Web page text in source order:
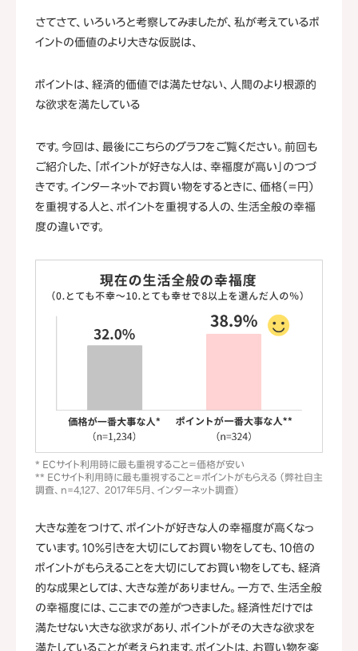
さてさて、いろいろと考察してみましたが、私が考えているポ
イントの価値のより大きな仮説は、
ポイントは、経済的価値では満たせない、人間のより根源的
な欲求を満たしている
です。今回は、最後にこちらのグラフをご覧ください。前回も
ご紹介した、「ポイントが好きな人は、幸福度が高い」のつづ
きです。インターネットでお買い物をするときに、価格（＝円）
を重視する人と、ポイントを重視する人の、生活全般の幸福
度の違いです。
* ECサイト利用時に最も重視すること＝価格が安い
** ECサイト利用時に最も重視すること＝ポイントがもらえる （弊社自主
調査、n=4,127、 2017年5月、インターネット調査）
大きな差をつけて、ポイントが好きな人の幸福度が高くなっ
ています。10％引きを大切にしてお買い物をしても、10倍の
ポイントがもらえることを大切にしてお買い物をしても、経済
的な成果としては、大きな差がありません。一方で、生活全般
の幸福度には、ここまでの差がつきました。経済性だけでは
満たせない大きな欲求があり、ポイントがその大きな欲求を
満たしていることが考えられます。ポイントは、お買い物を楽